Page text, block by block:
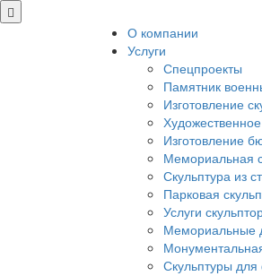
О компании
Услуги
Спецпроекты
Памятник
Изготовление
Изготовление
Мемориальная
Скульптура из
Парковая
Услуги
Мемориальные
Скульптуры